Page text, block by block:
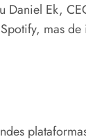
Ek,
mas de